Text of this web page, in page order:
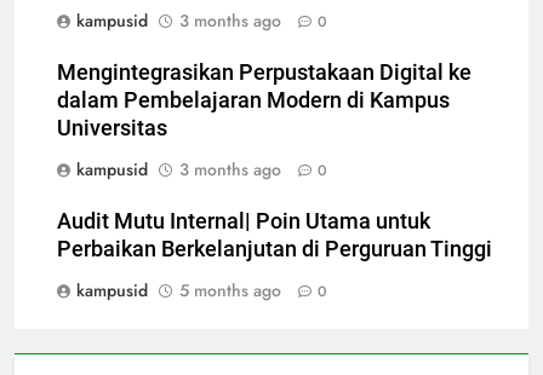
kampusid
3 months ago 0
Mengintegrasikan Perpustakaan Digital ke
dalam Pembelajaran Modern di Kampus
Universitas
kampusid
3 months ago 0
Audit Mutu Internal| Poin Utama untuk
Perbaikan Berkelanjutan di Perguruan Tinggi
kampusid
5 months ago 0